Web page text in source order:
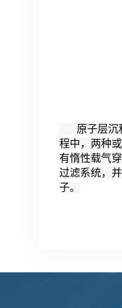
原子层沉积
程中，两种
有惰性载气
过滤系统，
子。